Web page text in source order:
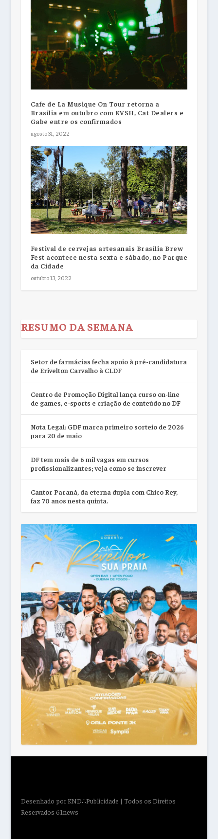
Cafe de La Musique On Tour retorna a
Brasília em outubro com KVSH, Cat Dealers e
Gabe entre os confirmados
agosto 31, 2022
Festival de cervejas artesanais Brasília Brew
Fest acontece nesta sexta e sábado, no Parque
da Cidade
outubro 13, 2022
RESUMO DA SEMANA
Setor de farmácias fecha apoio à pré-candidatura
de Erivelton Carvalho à CLDF
Centro de Promoção Digital lança curso on-line
de games, e-sports e criação de conteúdo no DF
Nota Legal: GDF marca primeiro sorteio de 2026
para 20 de maio
DF tem mais de 6 mil vagas em cursos
profissionalizantes; veja como se inscrever
Cantor Paraná, da eterna dupla com Chico Rey,
faz 70 anos nesta quinta.
Desenhado porKND∴Publicidade | Todos os Direitos
Reservados 61news